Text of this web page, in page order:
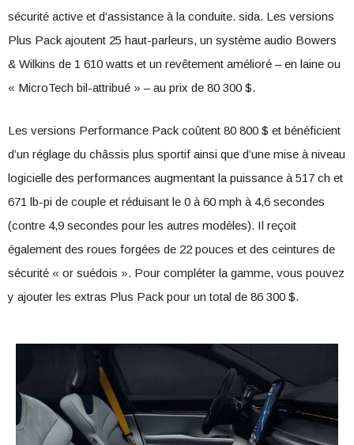
sécurité active et d’assistance à la conduite. sida. Les versions
Plus Pack ajoutent 25 haut-parleurs, un système audio Bowers
& Wilkins de 1 610 watts et un revêtement amélioré – en laine ou
« MicroTech bil-attribué » – au prix de 80 300 $.
Les versions Performance Pack coûtent 80 800 $ et bénéficient
d’un réglage du châssis plus sportif ainsi que d’une mise à niveau
logicielle des performances augmentant la puissance à 517 ch et
671 lb-pi de couple et réduisant le 0 à 60 mph à 4,6 secondes
(contre 4,9 secondes pour les autres modèles). Il reçoit
également des roues forgées de 22 pouces et des ceintures de
sécurité « or suédois ». Pour compléter la gamme, vous pouvez
y ajouter les extras Plus Pack pour un total de 86 300 $.